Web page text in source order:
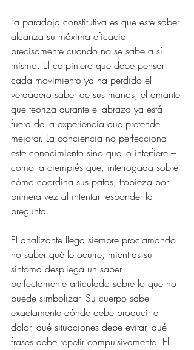
La paradoja constitutiva es que este saber
alcanza su máxima eficacia
precisamente cuando no se sabe a sí
mismo. El carpintero que debe pensar
cada movimiento ya ha perdido el
verdadero saber de sus manos; el amante
que teoriza durante el abrazo ya está
fuera de la experiencia que pretende
mejorar. La conciencia no perfecciona
este conocimiento sino que lo interfiere –
como la ciempiés que, interrogada sobre
cómo coordina sus patas, tropieza por
primera vez al intentar responder la
pregunta.
El analizante llega siempre proclamando
no saber qué le ocurre, mientras su
síntoma despliega un saber
perfectamente articulado sobre lo que no
puede simbolizar. Su cuerpo sabe
exactamente dónde debe producir el
dolor, qué situaciones debe evitar, qué
frases debe repetir compulsivamente. El